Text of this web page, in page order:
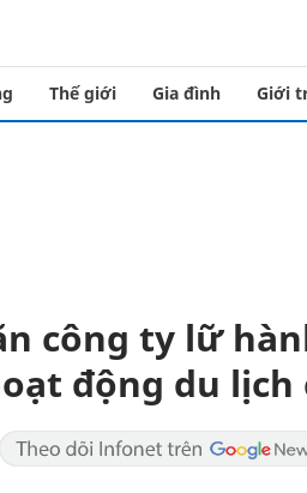
Thế giới Gia đình Giới
công ty lữ
động du lịch